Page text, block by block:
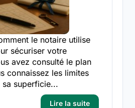
le notaire utilise
sécuriser votre
avez consulté le plan
connaissez les limites
superficie...
Lire la suite